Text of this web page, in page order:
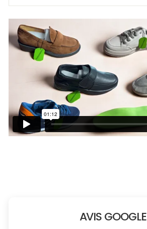
AVIS GOOGLE